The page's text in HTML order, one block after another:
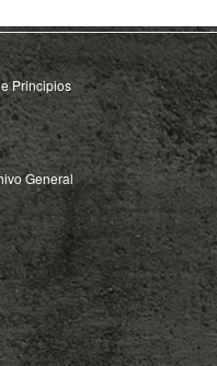
Principios
General